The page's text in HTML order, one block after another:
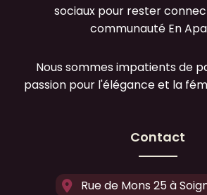
sociaux pour rester
communauté En
Nous sommes impatients de
passion pour l'élégance et la
Contact
Rue de Mons 25 à